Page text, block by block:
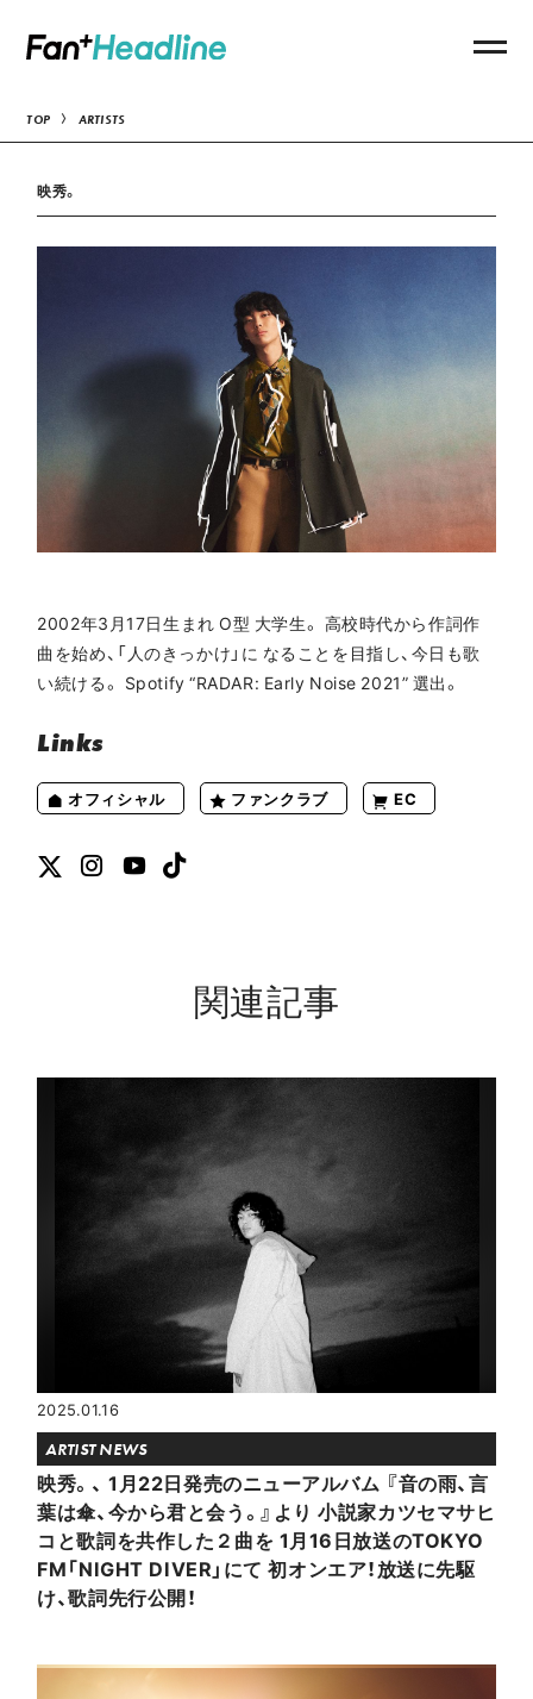
TOP ARTISTS
映秀。
2002年3月17日生まれ O型 大学生。 高校時代から作詞作
曲を始め、「人のきっかけ」に なることを目指し、今日も歌
い続ける。 Spotify “RADAR: Early Noise 2021” 選出。
Links
オフィシャル ファンクラブ EC
関連記事
2025.01.16
ARTIST NEWS
映秀。、 1月22日発売のニューアルバム 『音の雨、言
葉は傘、今から君と会う。』より 小説家カツセマサヒ
コと歌詞を共作した２曲を 1月16日放送のTOKYO
FM「NIGHT DIVER」にて 初オンエア！放送に先駆
け、歌詞先行公開！